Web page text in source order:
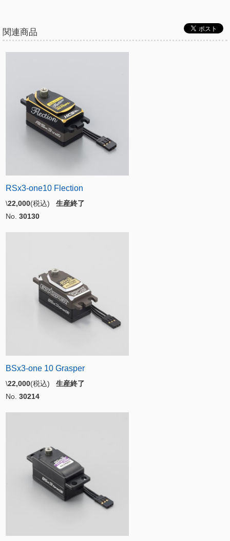
関連商品
RSx3-one10 Flection
\22,000(税込) 生産終了
No. 30130
BSx3-one 10 Grasper
\22,000(税込) 生産終了
No. 30214